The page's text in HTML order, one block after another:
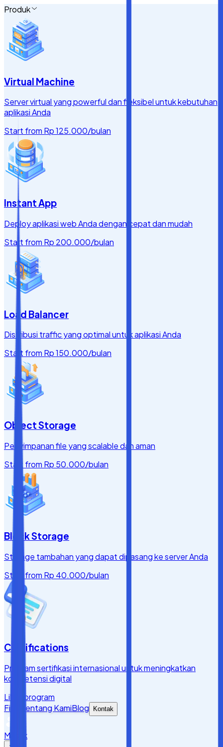
Produk
Virtual Machine
Server virtual yang powerful dan fleksibel untuk kebutuhan
aplikasi Anda
Start from Rp 125.000/bulan
Instant App
Deploy aplikasi web Anda dengan cepat dan mudah
Start from Rp 200.000/bulan
Load Balancer
Distribusi traffic yang optimal untuk aplikasi Anda
Start from Rp 150.000/bulan
Object Storage
Penyimpanan file yang scalable dan aman
Start from Rp 50.000/bulan
Block Storage
Storage tambahan yang dapat dipasang ke server Anda
Start from Rp 40.000/bulan
Certifications
Program sertifikasi internasional untuk meningkatkan
kompetensi digital
Lihat program
Fitur
Tentang KamiBlog Kontak
Masuk